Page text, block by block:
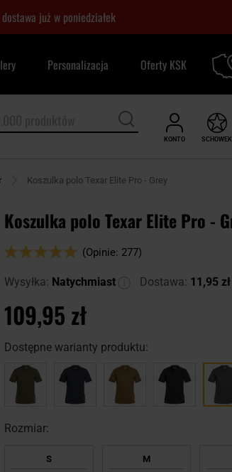
już w poniedziałek
Personalizacja Oferty KSK
KONTO SCHOWEK
Koszulka polo Texar Elite Pro - Grey
Koszulka polo Texar Elite Pro -
Ocena:
(Opinie: 277)
Wysyłka: Natychmiast Dostawa: 11,95 zł
109,95 zł
Dostępne warianty produktu:
Rozmiar:
S
M